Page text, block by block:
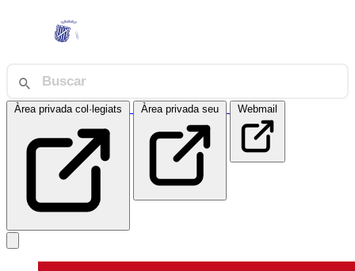
Àrea privada col·legiats Àrea privada seu Webmail